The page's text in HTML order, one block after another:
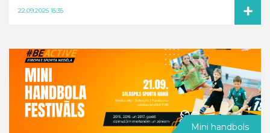
22.09.2025 15:35 +
Mini handbols